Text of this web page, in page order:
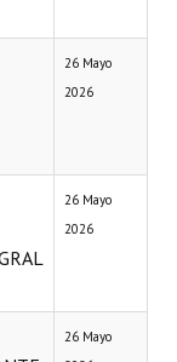
26 Mayo
2026
26 Mayo
2026
26 Mayo